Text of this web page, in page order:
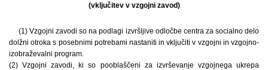
(vključitev v vzgojni zavod)
(1) Vzgojni zavodi so na podlagi izvršljive odločbe centra za socialno delo
dolžni otroka s posebnimi potrebami nastaniti in vključiti v vzgojni in vzgojno-
izobraževalni program.
(2) Vzgojni zavodi, ki so pooblaščeni za izvrševanje vzgojnega ukrepa